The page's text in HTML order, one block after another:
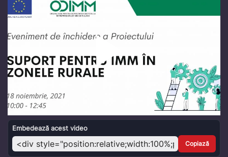
Play
Video
Embedează acest video
Copiază